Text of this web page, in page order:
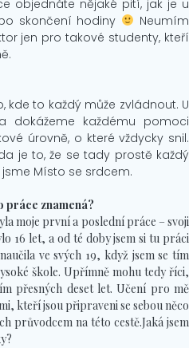
objednáte nějaké pití, jak je u
skončení hodiny
Neumím
jen pro takové studenty, kteří
kde to každý může zvládnout. U
každému pomoci
úrovně, o které vždycky snil.
je to, že se tady prostě každý
Místo se srdcem.
práce znamená?
moje první a poslední práce – svoji
16 let, a od té doby jsem si tu práci
ve svých 19, když jsem se tím
škole. Upřímně mohu tedy říci,
přesných deset let. Učení pro mě
kteří jsou připraveni se sebou něco
průvodcem na této cestě.Jaká jsem